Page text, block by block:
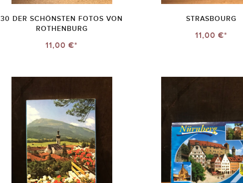
30 DER SCHÖNSTEN FOTOS VON
ROTHENBURG
11,00 €*
STRASBOURG
11,00 €*